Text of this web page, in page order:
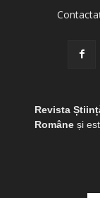
Revista
Româneși